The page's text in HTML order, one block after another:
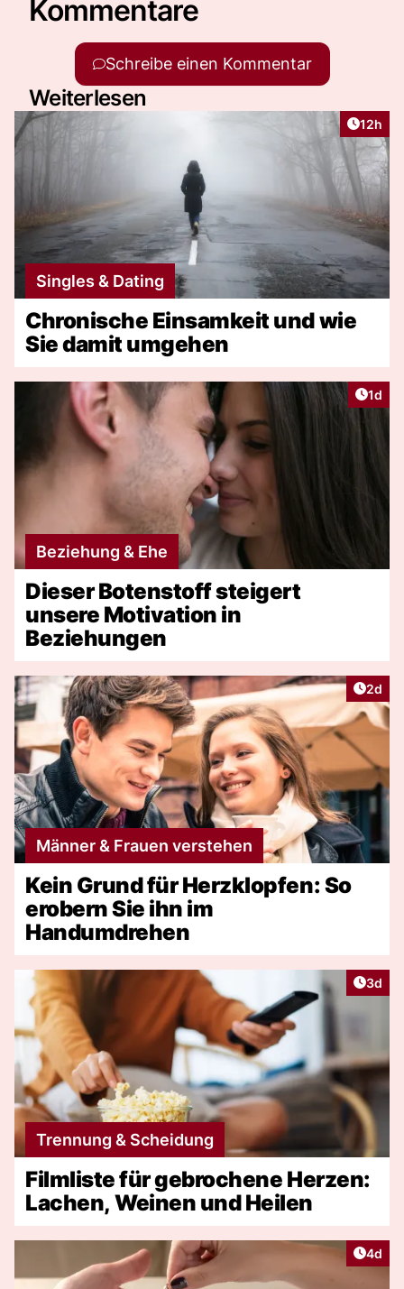
Kommentare
Schreibe einen Kommentar
Weiterlesen
Artikel
12h
Singles & Dating
Chronische Einsamkeit und wie
Sie damit umgehen
1d
Beziehung & Ehe
Dieser Botenstoff steigert
unsere Motivation in
Beziehungen
2d
Männer & Frauen verstehen
Kein Grund für Herzklopfen: So
erobern Sie ihn im
Handumdrehen
3d
Trennung & Scheidung
Filmliste für gebrochene Herzen:
Lachen, Weinen und Heilen
4d